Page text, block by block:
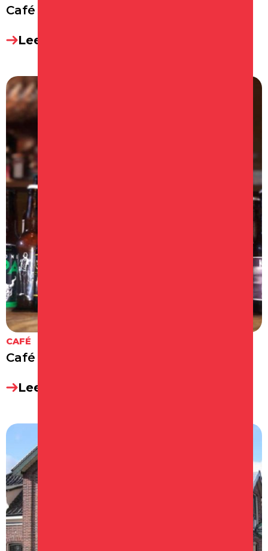
Café de Bierkade
Lees meer
CAFÉ
Café Piet Pann
Lees meer